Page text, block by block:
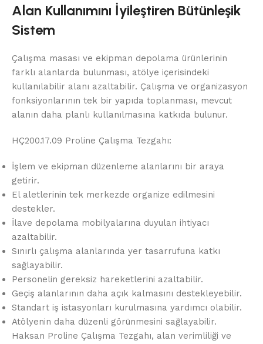
Alan Kullanımını İyileştiren Bütünleşik
Sistem
Çalışma masası ve ekipman depolama ürünlerinin
farklı alanlarda bulunması, atölye içerisindeki
kullanılabilir alanı azaltabilir. Çalışma ve organizasyon
fonksiyonlarının tek bir yapıda toplanması, mevcut
alanın daha planlı kullanılmasına katkıda bulunur.
HÇ200.17.09 Proline Çalışma Tezgahı:
İşlem ve ekipman düzenleme alanlarını bir araya
getirir.
El aletlerinin tek merkezde organize edilmesini
destekler.
İlave depolama mobilyalarına duyulan ihtiyacı
azaltabilir.
Sınırlı çalışma alanlarında yer tasarrufuna katkı
sağlayabilir.
Personelin gereksiz hareketlerini azaltabilir.
Geçiş alanlarının daha açık kalmasını destekleyebilir.
Standart iş istasyonları kurulmasına yardımcı olabilir.
Atölyenin daha düzenli görünmesini sağlayabilir.
Haksan Proline Çalışma Tezgahı, alan verimliliği ve